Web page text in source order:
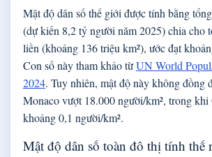
Mật độ dân số thế giới được tính bằng
(dự kiến 8,2 tỷ người năm 2025) chia cho
liền (khoảng 136 triệu km²), ước đạt
Con số này tham khảo từUN World
2024. Tuy nhiên, mật độ này không đồng
Monaco vượt 18.000 người/km², trong khi
khoảng 0,1 người/km².
Mật độ dân số toàn đô thị tính thế